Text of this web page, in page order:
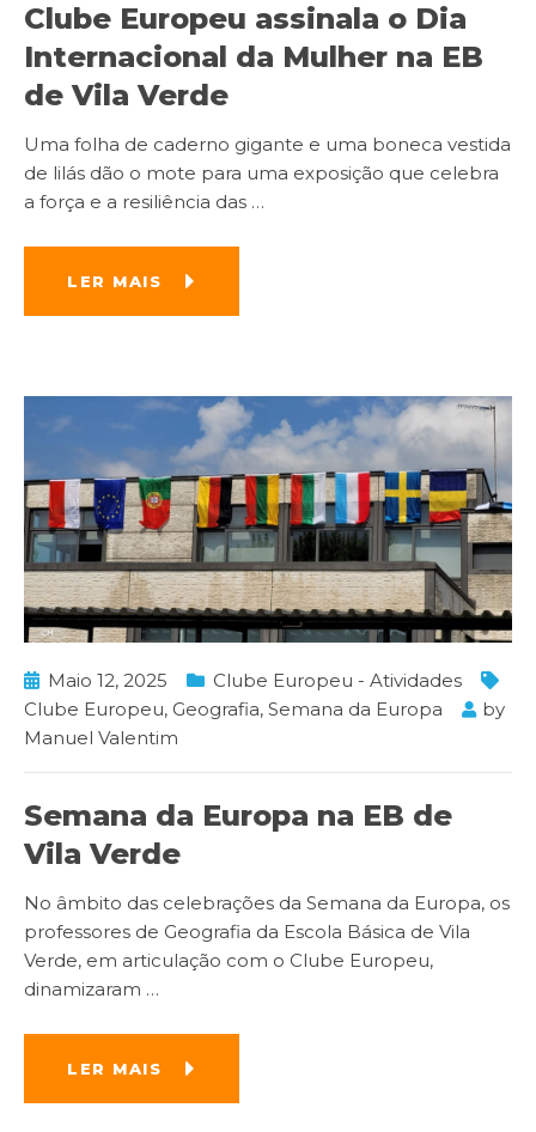
Clube Europeu assinala o Dia
Internacional da Mulher na EB
de Vila Verde
Uma folha de caderno gigante e uma boneca vestida
de lilás dão o mote para uma exposição que celebra
a força e a resiliência das …
LER MAIS
Maio 12, 2025
Clube Europeu - Atividades
Clube Europeu, Geografia, Semana da Europa
by
Manuel Valentim
Semana da Europa na EB de
Vila Verde
No âmbito das celebrações da Semana da Europa, os
professores de Geografia da Escola Básica de Vila
Verde, em articulação com o Clube Europeu,
dinamizaram …
LER MAIS